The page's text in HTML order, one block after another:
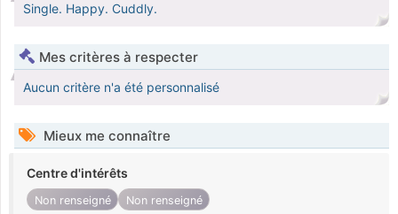
Single. Happy. Cuddly.
Mes critères à respecter
Aucun critère n'a été personnalisé
Mieux me connaître
Centre d'intérêts
Non renseigné Non renseigné